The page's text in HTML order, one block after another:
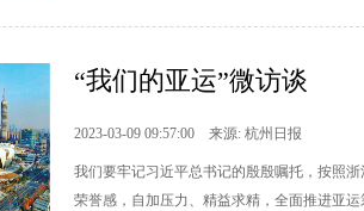
“我们的亚运”微访谈
2023-03-09 09:57:00 来源: 杭州日报
我们要牢记习近平总书记的殷殷嘱托，按照
荣誉感，自加压力、精益求精，全面推进亚